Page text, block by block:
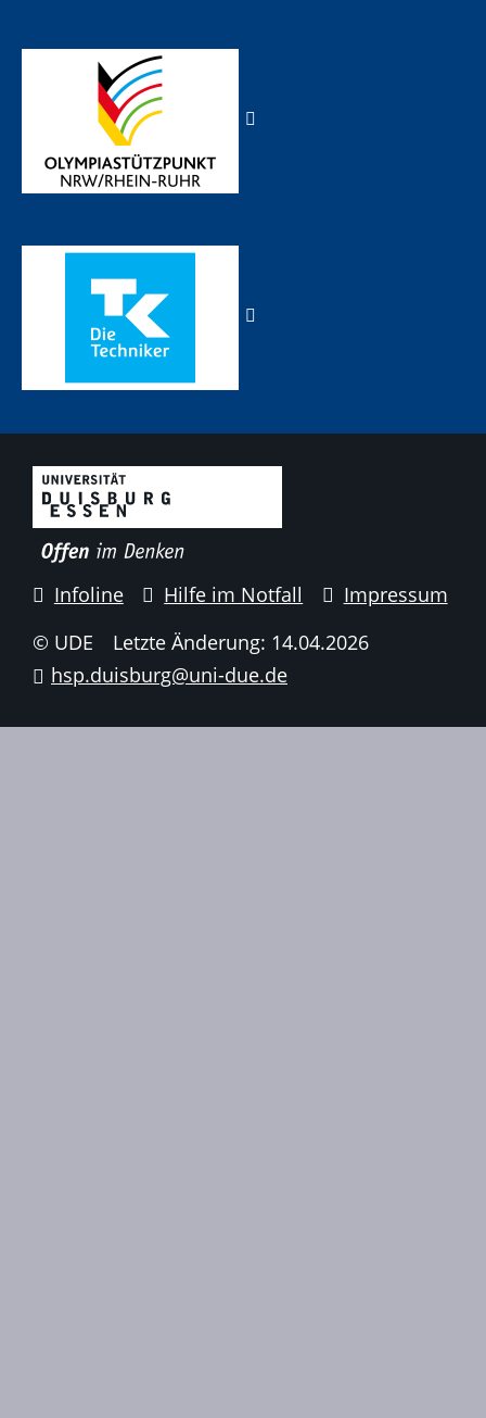
Infoline Hilfe im Notfall
Impressum
© UDE
Letzte Änderung: 14.04.2026
hsp.duisburg@uni-due.de